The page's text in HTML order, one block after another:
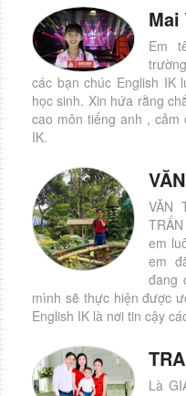
Mai
Em
các bạn chúc English IK
học sinh. Xin hứa rằng
cao môn tiếng anh , cảm
IK.
VĂN
em
em
đang
mình sẽ thực hiện được
English IK là nơi tin cậy
Là